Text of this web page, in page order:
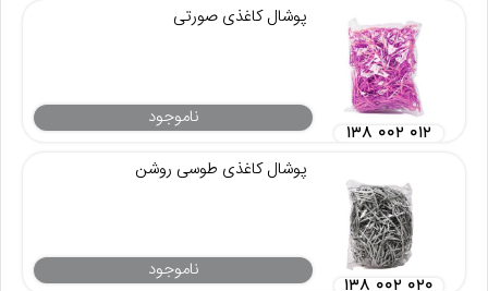
پوشال کاغذی صورتی
ناموجود
۱۳۸ ۰۰۲ ۰۱۲
پوشال کاغذی طوسی روشن
ناموجود
۱۳۸ ۰۰۲ ۰۲۰